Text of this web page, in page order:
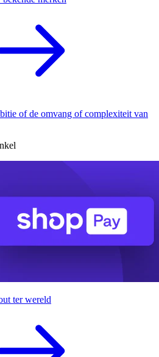
of de omvang of complexiteit van
ter wereld